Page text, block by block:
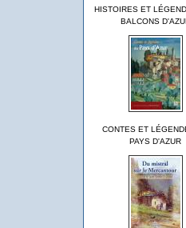
HISTOIRES ET
BALCONS
CONTES ET
PAYS D'AZUR